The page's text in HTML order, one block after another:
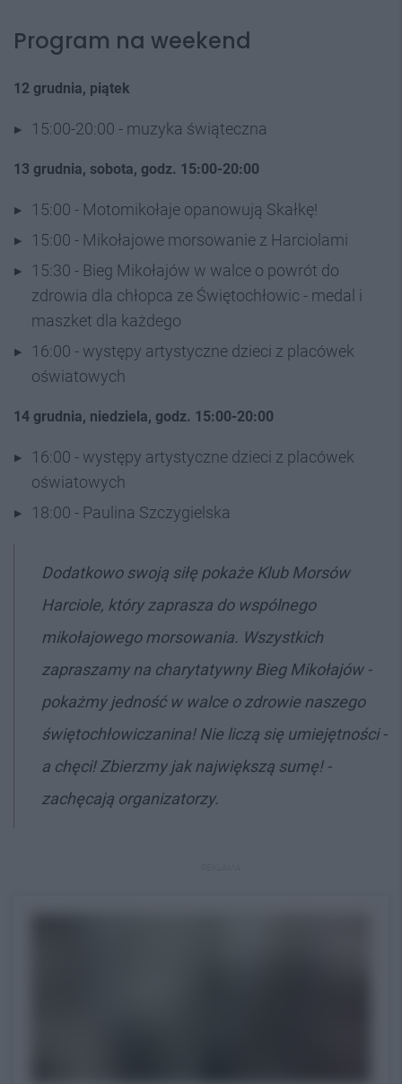
Program na weekend
12 grudnia, piątek
15:00-20:00 - muzyka świąteczna
13 grudnia, sobota, godz. 15:00-20:00
15:00 - Motomikołaje opanowują Skałkę!
15:00 - Mikołajowe morsowanie z Harciolami
15:30 - Bieg Mikołajów w walce o powrót do
zdrowia dla chłopca ze Świętochłowic - medal i
maszket dla każdego
16:00 - występy artystyczne dzieci z placówek
oświatowych
14 grudnia, niedziela, godz. 15:00-20:00
16:00 - występy artystyczne dzieci z placówek
oświatowych
18:00 - Paulina Szczygielska
Dodatkowo swoją siłę pokaże Klub Morsów
Harciole, który zaprasza do wspólnego
mikołajowego morsowania. Wszystkich
zapraszamy na charytatywny Bieg Mikołajów -
pokażmy jedność w walce o zdrowie naszego
świętochłowiczanina! Nie liczą się umiejętności -
a chęci! Zbierzmy jak największą sumę! -
zachęcają organizatorzy.